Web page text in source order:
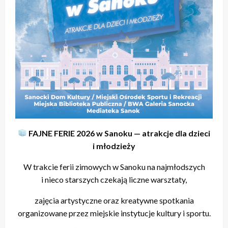
FAJNE FERIE 2026 w Sanoku — atrakcje dla dzieci
i młodzieży
W trakcie ferii zimowych w Sanoku na najmłodszych
i nieco starszych czekają liczne warsztaty,
zajęcia artystyczne oraz kreatywne spotkania
organizowane przez miejskie instytucje kultury i sportu.